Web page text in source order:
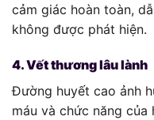
cảm giác hoàn toàn,
không được phát hiện.
4. Vết thương lâu lành
Đường huyết cao ảnh
máu và chức năng